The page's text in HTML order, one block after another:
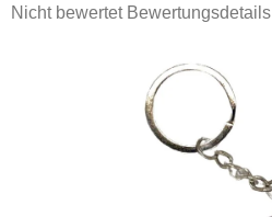
Die
Nicht bewertet Bewertungsdetails